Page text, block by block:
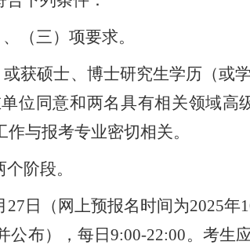
（三）项要求。
获硕士、博士研究生学历（或
位同意和两名具有相关领域高
与报考专业密切相关。
阶段。
27日（网上预报名时间为2025年
布），每日9:00-22:00。考生